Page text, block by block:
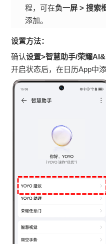
程，可在负一屏 >搜索
添加。
设置方法：
确认设置>智慧助手/荣耀
开启状态后，在日历App中